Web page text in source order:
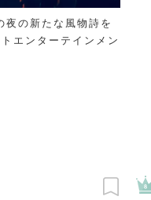
夜の新たな風物詩を
エンターテインメン